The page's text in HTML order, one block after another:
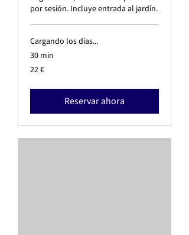
por sesión. Incluye entrada al jardín.
Cargando los días...
30 min
22
euros
22 €
Reservar ahora